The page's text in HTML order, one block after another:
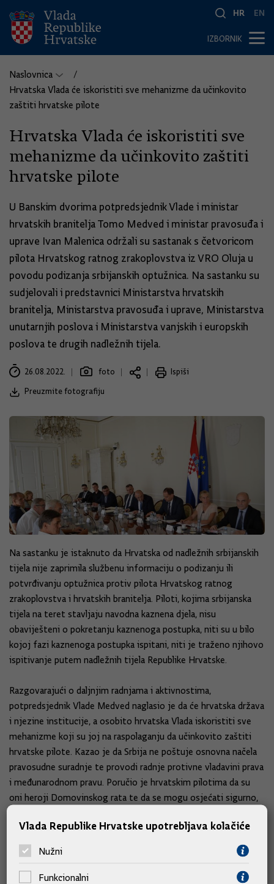
HR EN
IZBORNIK
Naslovnica
Hrvatska Vlada će iskoristiti sve mehanizme da učinkovito
zaštiti hrvatske pilote
Hrvatska Vlada će iskoristiti sve
mehanizme da učinkovito zaštiti
hrvatske pilote
U Banskim dvorima potpredsjednik Vlade i ministar
hrvatskih branitelja Tomo Medved i ministar pravosuđa i
uprave Ivan Malenica održali su sastanak s četvoricom
pilota Hrvatskog ratnog zrakoplovstva iz VRO Oluja u
povodu podizanja srbijanskih optužnica. Na sastanku su
sudjelovali i predstavnici Ministarstva hrvatskih
branitelja, Ministarstva pravosuđa i uprave, Ministarstva
unutarnjih poslova i Ministarstva vanjskih i europskih
poslova te drugih nadležnih tijela.
26.08.2022. foto
Ispiši
Preuzmite fotografiju
Na sastanku je istaknuto da Hrvatska od nadležnih srbijanskih
tijela nije zaprimila službenu informaciju o podizanju ili
potvrđivanju optužnica protiv pilota Hrvatskog ratnog
zrakoplovstva i hrvatskih branitelja. Piloti, kojima srbijanska
tijela na teret stavljaju navodna kaznena djela, nisu
obaviješteni o pokretanju kaznenoga postupka, niti su u bilo
kojoj fazi kaznenoga postupka ispitani, niti je traženo njihovo
ispitivanje putem nadležnih tijela Republike Hrvatske.
Razgovarajući o daljnjim radnjama i aktivnostima,
potpredsjednik Vlade Medved naglasio je da će hrvatska država
i njezine institucije, a osobito hrvatska Vlada iskoristiti sve
mehanizme koji su joj na raspolaganju da učinkovito zaštiti
hrvatske pilote. Kazao je da Srbija ne poštuje osnovna načela
pravosudne suradnje te provodi radnje protivne vladavini prava
i međunarodnom pravu. Poručio je hrvatskim pilotima da su
oni heroji Domovinskog rata te da se mogu osjećati sigurno,
budu ugroženi zbog politički motiviranog procesa i
provokacije Srbije.
Naglašeno je kako se Srbija mora suočiti sa svojom prošlošću i
Vlada Republike Hrvatske upotrebljava kolačiće
Nužni
Funkcionalni